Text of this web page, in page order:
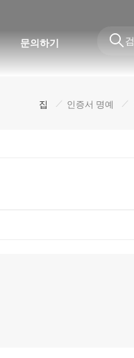
문의하기
집 / 인증서 명예 /